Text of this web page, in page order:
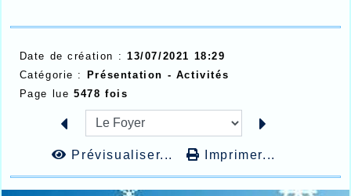
Date de création : 13/07/2021 18:29
Catégorie :
Présentation - Activités
Page lue 5478 fois
Prévisualiser... Imprimer...